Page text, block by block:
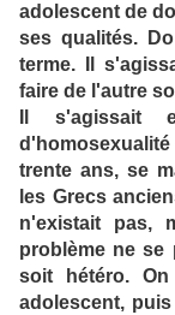
adolescent de
ses qualités.
terme. Il
faire de l'autre
Il s'agissait
trente ans, se
les Grecs
n'existait pas,
problème ne se
soit hétéro.
adolescent,